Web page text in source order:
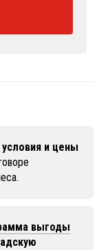
и цены
выгоды